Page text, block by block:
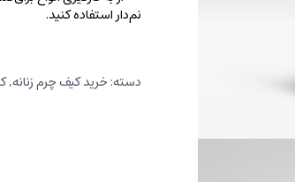
نم‌دار استفاده کنید.
دسته: خرید کیف چرم زنانه,